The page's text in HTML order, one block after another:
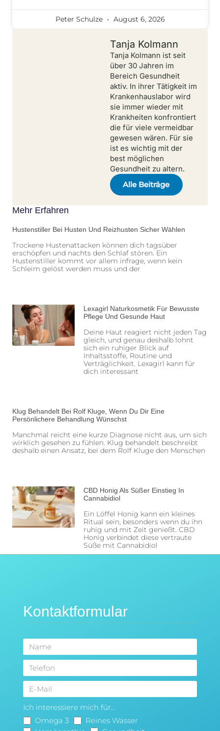
Peter Schulze August 6, 2026
Tanja Kolmann
Tanja Kolmann ist seit
über 30 Jahren im
Bereich Gesundheit
aktiv. In ihrer Tätigkeit im
Krankenhauslabor wird
sie immer wieder mit
Krankheiten konfrontiert
die für viele vermeidbar
gewesen wären. Für sie
ist es wichtig mit der
best möglichen
Gesundheit zu altern.
Alle Beiträge
Mehr Erfahren
Hustenstiller Bei Husten Und Reizhusten Sicher Wählen
Trockene Hustenattacken können dich tagsüber
erschöpfen und nachts den Schlaf stören. Ein
Hustenstiller kommt vor allem infrage, wenn kein
Schleim gelöst werden muss und der
Lexagirl Naturkosmetik Für Bewusste
Pflege Und Gesunde Haut
Deine Haut reagiert nicht jeden Tag
gleich, und genau deshalb lohnt
sich ein ruhiger Blick auf
Inhaltsstoffe, Routine und
Verträglichkeit. Lexagirl kann für
dich interessant
Klug Behandelt Bei Rolf Kluge, Wenn Du Dir Eine
Persönlichere Behandlung Wünschst
Manchmal reicht eine kurze Diagnose nicht aus, um sich
wirklich gesehen zu fühlen. Klug behandelt beschreibt
deshalb einen Ansatz, bei dem Rolf Kluge den Menschen
CBD Honig Als Süßer Einstieg In
Cannabidiol
Ein Löffel Honig kann ein kleines
Ritual sein, besonders wenn du ihn
ruhig und mit Zeit genießt. CBD
Honig verbindet diese vertraute
Süße mit Cannabidiol
Kontaktformular
Ich interessiere mich für...
Omega 3
Reines Wasser